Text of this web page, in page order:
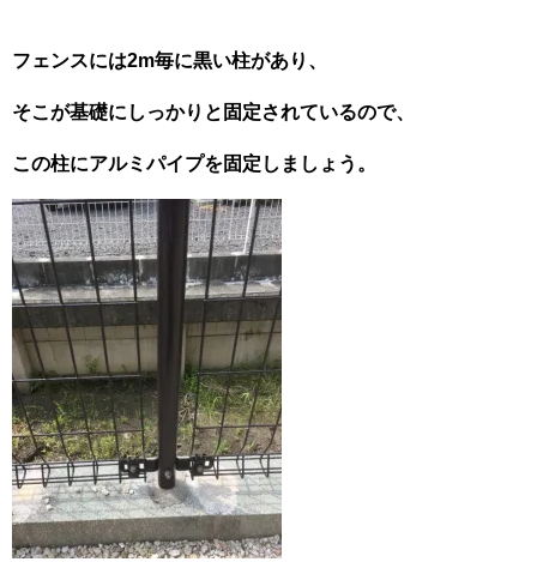
フェンスには2m毎に黒い柱があり、
そこが基礎にしっかりと固定されているので、
この柱にアルミパイプを固定しましょう。